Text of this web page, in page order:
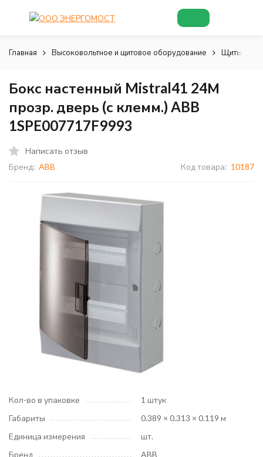
Главная Высоковольтное и щитовое оборудование Щиты и
Бокс настенный Mistral41 24М
прозр. дверь (с клемм.) ABB
1SPE007717F9993
Написать отзыв
Бренд: ABB Код товара: 10187
Кол-во в упаковке
1 штук
Габариты
0.389 × 0.313 × 0.119 м
Единица измерения
шт.
Бренд
ABB